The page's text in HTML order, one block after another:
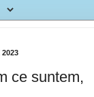
2023
ce suntem,